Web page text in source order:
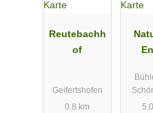
Reutebachh
of
Geifertshofen
0.8 km